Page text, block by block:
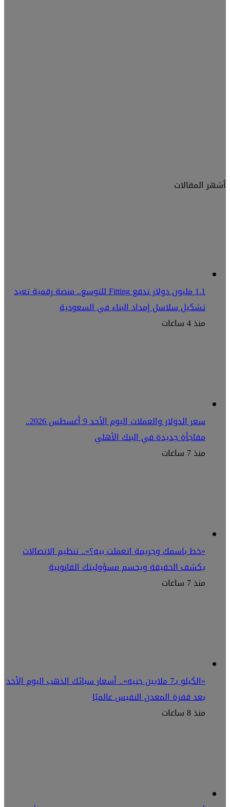
أشهر المقالات
1.1 مليون دولار تدفع Fitting للتوسع.. منصة رقمية تعيد
تشكيل سلاسل إمداد البناء في السعودية
منذ 4 ساعات
سعر الدولار والعملات اليوم الأحد 9 أغسطس 2026..
مفاجأة جديدة في البنك الأهلي
منذ 7 ساعات
«خط باسمك وجريمة اتعملت بيه؟».. تنظيم الاتصالات
يكشف الحقيقة ويحسم مسؤوليتك القانونية
منذ 7 ساعات
«الكيلو بـ7 ملايين جنيه».. أسعار سبائك الذهب اليوم الأحد
بعد قفزة المعدن النفيس عالميًا
منذ 8 ساعات